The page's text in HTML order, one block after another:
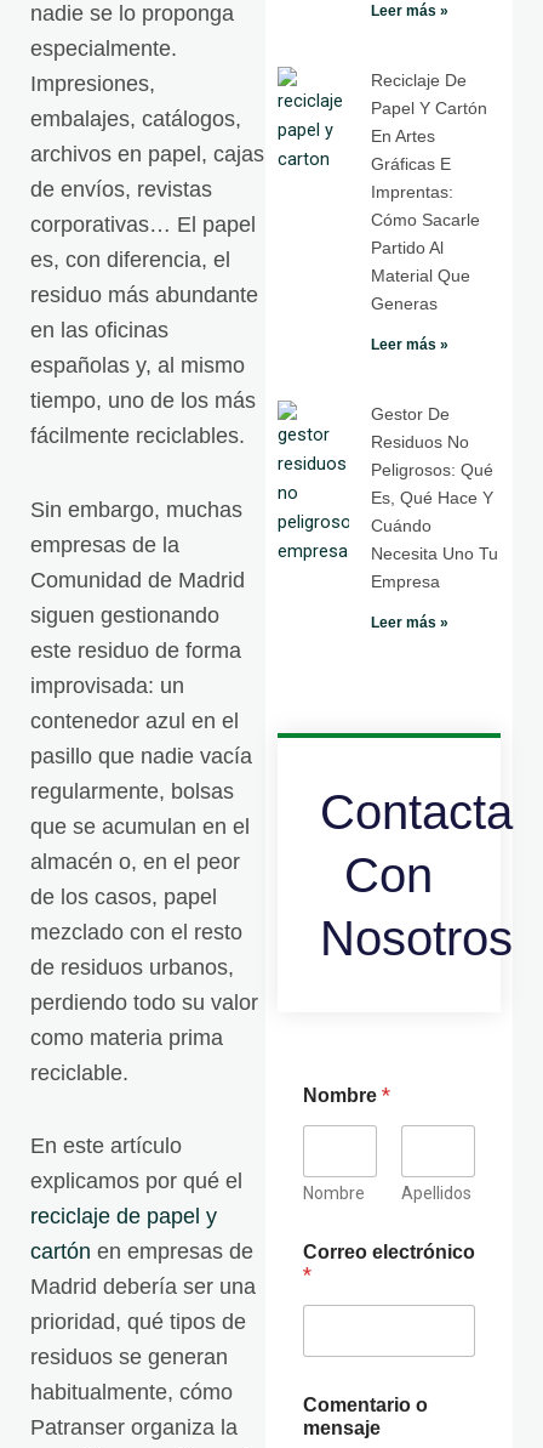
nadie se lo proponga
especialmente.
Impresiones,
embalajes, catálogos,
archivos en papel, cajas
de envíos, revistas
corporativas… El papel
es, con diferencia, el
residuo más abundante
en las oficinas
españolas y, al mismo
tiempo, uno de los más
fácilmente reciclables.
Sin embargo, muchas
empresas de la
Comunidad de Madrid
siguen gestionando
este residuo de forma
improvisada: un
contenedor azul en el
pasillo que nadie vacía
regularmente, bolsas
que se acumulan en el
almacén o, en el peor
de los casos, papel
mezclado con el resto
de residuos urbanos,
perdiendo todo su valor
como materia prima
reciclable.
En este artículo
explicamos por qué el
reciclaje de papel y
cartón en empresas de
Madrid debería ser una
prioridad, qué tipos de
residuos se generan
habitualmente, cómo
Patranser organiza la
Leer más »
Reciclaje De
Papel Y Cartón
En Artes
Gráficas E
Imprentas:
Cómo Sacarle
Partido Al
Material Que
Generas
Leer más »
Gestor De
Residuos No
Peligrosos: Qué
Es, Qué Hace Y
Cuándo
Necesita Uno Tu
Empresa
Leer más »
Contacta
Con
Nosotros
Nombre *
Nombre Apellidos
Correo electrónico
*
Comentario o
mensaje